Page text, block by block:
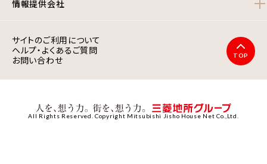
情報提供会社
サイトのご利用について
ヘルプ・よくあるご質問
お問い合わせ
TOP
All Rights Reserved. Copyright Mitsubishi Jisho House Net Co.,Ltd.